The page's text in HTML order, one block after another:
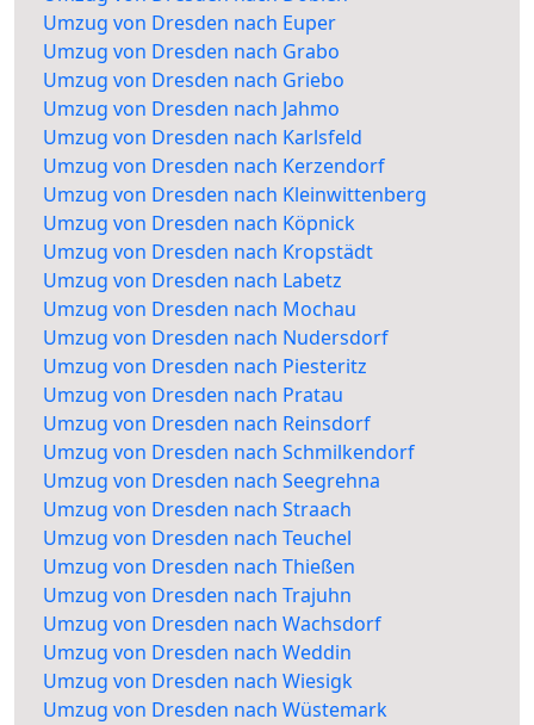
Umzug von Dresden nach Euper
Umzug von Dresden nach Grabo
Umzug von Dresden nach Griebo
Umzug von Dresden nach Jahmo
Umzug von Dresden nach Karlsfeld
Umzug von Dresden nach Kerzendorf
Umzug von Dresden nach Kleinwittenberg
Umzug von Dresden nach Köpnick
Umzug von Dresden nach Kropstädt
Umzug von Dresden nach Labetz
Umzug von Dresden nach Mochau
Umzug von Dresden nach Nudersdorf
Umzug von Dresden nach Piesteritz
Umzug von Dresden nach Pratau
Umzug von Dresden nach Reinsdorf
Umzug von Dresden nach Schmilkendorf
Umzug von Dresden nach Seegrehna
Umzug von Dresden nach Straach
Umzug von Dresden nach Teuchel
Umzug von Dresden nach Thießen
Umzug von Dresden nach Trajuhn
Umzug von Dresden nach Wachsdorf
Umzug von Dresden nach Weddin
Umzug von Dresden nach Wiesigk
Umzug von Dresden nach Wüstemark